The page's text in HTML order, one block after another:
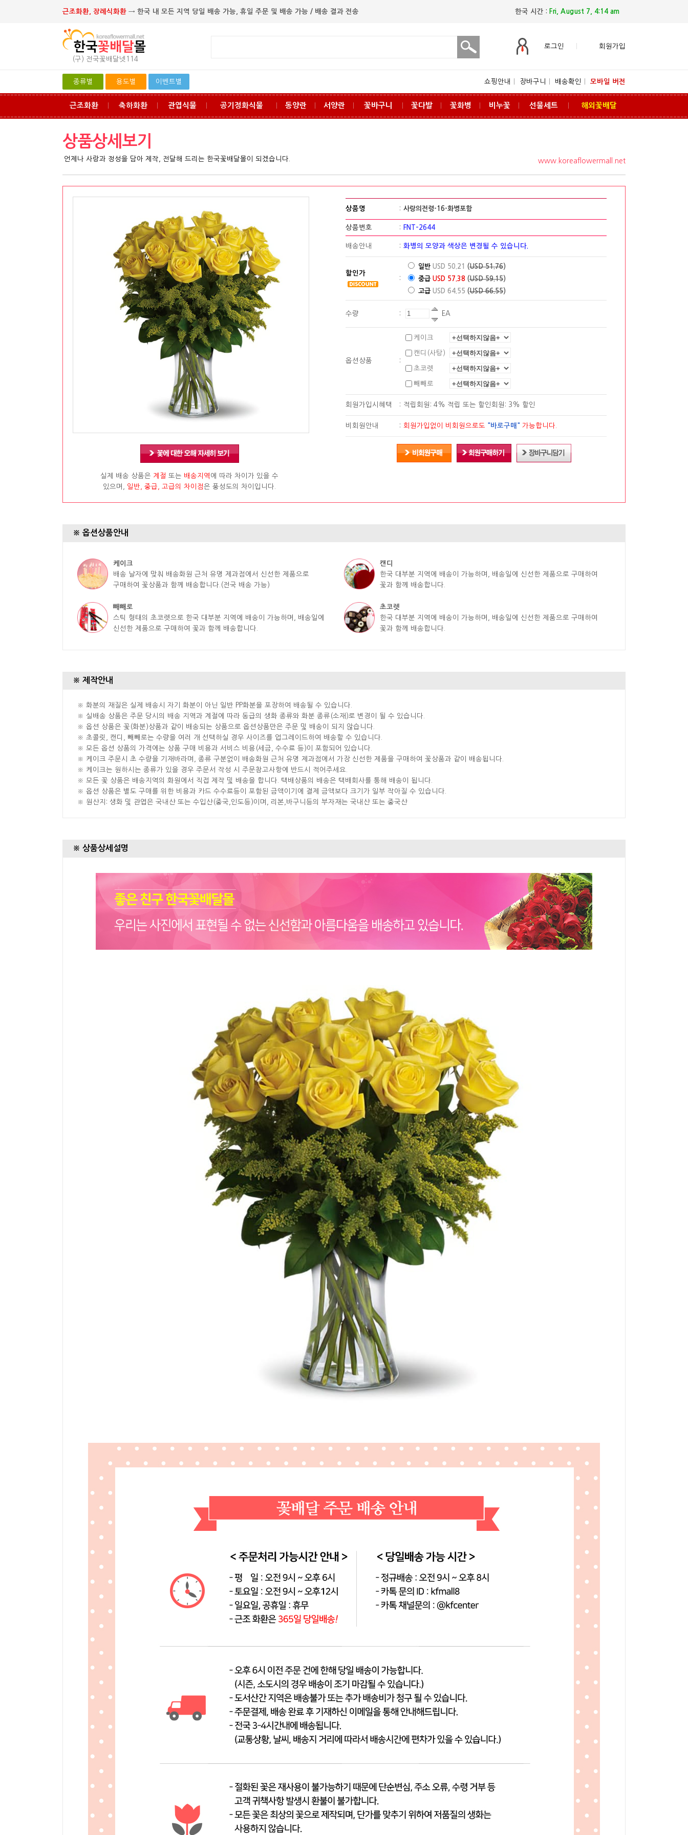
근조화환, 장례식화환 → 한국 내 모든 지역 당일 배송 가능, 휴일 주문 및 배송 가능 / 배송 결과 전송 한국 시간 : Fri, August 7, 4:14 am
(구) 전국꽃배달넷114
로그인 회원가입
종류별 용도별 이벤트별 쇼핑안내 장바구니 배송확인 모바일 버전
근조화환 축하화환 관엽식물 공기정화식물 동양란 서양란 꽃바구니 꽃다발 꽃화병 비누꽃 선물세트 해외꽃배달
상품상세보기
언제나 사랑과 정성을 담아 제작, 전달해 드리는 한국꽃배달몰이 되겠습니다. www.koreaflowermall.net
상품명 : 사랑의전령-16-화병포함
상품번호 : FNT-2644
배송안내 : 화병의 모양과 색상은 변경될 수 있습니다.
할인가
:
일반 USD 50.21 (USD 51.76)
중급 USD 57.38 (USD 59.15)
고급 USD 64.55 (USD 66.55)
수량 : EA
옵션상품 :
케이크
캔디(사탕)
초코렛
빼빼로
회원가입시혜택 : 적립회원: 4% 적립 또는 할인회원: 3% 할인
비회원안내 : 회원가입없이 비회원으로도 "바로구매" 가능합니다.
실제 배송 상품은 계절 또는 배송지역 에 따라 차이가 있을 수
있으며, 일반, 중급, 고급의 차이점은 풍성도의 차이입니다.
※ 옵션상품안내
케이크
배송 날자에 맞춰 배송화원 근처 유명 제과점에서 신선한 제품으로
구매하여 꽃상품과 함께 배송합니다.(전국 배송 가능)
캔디
한국 대부분 지역에 배송이 가능하며, 배송일에 신선한 제품으로 구매하여
꽃과 함께 배송합니다.
빼빼로
스틱 형태의 초코렛으로 한국 대부분 지역에 배송이 가능하며, 배송일에
신선한 제품으로 구매하여 꽃과 함께 배송합니다.
초코렛
한국 대부분 지역에 배송이 가능하며, 배송일에 신선한 제품으로 구매하여
꽃과 함께 배송합니다.
※ 제작안내
※ 화분의 재질은 실제 배송시 자기 화분이 아닌 일반 PP화분을 포장하여 배송될 수 있습니다.
※ 실배송 상품은 주문 당시의 배송 지역과 계절에 따라 동급의 생화 종류와 화분 종류(소재)로 변경이 될 수 있습니다.
※ 옵션 상품은 꽃(화분)상품과 같이 배송되는 상품으로 옵션상품만은 주문 및 배송이 되지 않습니다.
※ 초콜릿, 캔디, 빼빼로는 수량을 여러 개 선택하실 경우 사이즈를 업그레이드하여 배송할 수 있습니다.
※ 모든 옵션 상품의 가격에는 상품 구매 비용과 서비스 비용(세금, 수수료 등)이 포함되어 있습니다.
※ 케이크 주문시 초 수량을 기재바라며, 종류 구분없이 배송화원 근처 유명 제과점에서 가장 신선한 제품을 구매하여 꽃상품과 같이 배송됩니다.
※ 케이크는 원하시는 종류가 있을 경우 주문서 작성 시 주문참고사항에 반드시 적어주세요.
※ 모든 꽃 상품은 배송지역의 화원에서 직접 제작 및 배송을 합니다. 택배상품의 배송은 택배회사를 통해 배송이 됩니다.
※ 옵션 상품은 별도 구매를 위한 비용과 카드 수수료등이 포함된 금액이기에 결제 금액보다 크기가 일부 작아질 수 있습니다.
※ 원산지: 생화 및 관엽은 국내산 또는 수입산(중국,인도등)이며, 리본,바구니등의 부자재는 국내산 또는 중국산
※ 상품상세설명